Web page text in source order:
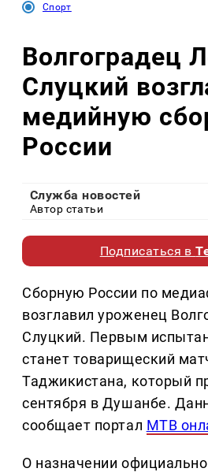
Спорт
Волгоградец
Слуцкий
медийную
России
Служба новостей
Автор статьи
Подписаться в
Сборную России по
возглавил уроженец
Слуцкий. Первым
станет товарищеский
Таджикистана, который
сентября в Душанбе.
сообщает портал МТВ
О назначении